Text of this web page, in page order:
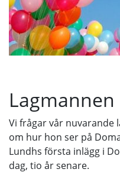
Vi frågar vår nuvarande
om hur hon ser på
Lundhs första inlägg i
dag, tio år senare.